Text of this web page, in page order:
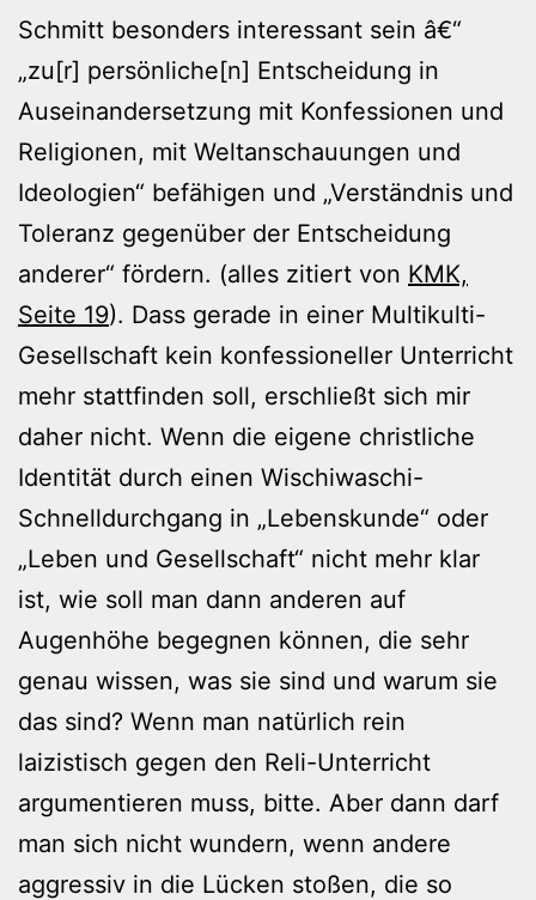
Schmitt besonders interessant sein â€“
„zu[r] persönliche[n] Entscheidung in
Auseinandersetzung mit Konfessionen und
Religionen, mit Weltanschauungen und
Ideologien“ befähigen und „Verständnis und
Toleranz gegenüber der Entscheidung
anderer“ fördern. (alles zitiert von KMK,
Seite 19). Dass gerade in einer Multikulti-
Gesellschaft kein konfessioneller Unterricht
mehr stattfinden soll, erschließt sich mir
daher nicht. Wenn die eigene christliche
Identität durch einen Wischiwaschi-
Schnelldurchgang in „Lebenskunde“ oder
„Leben und Gesellschaft“ nicht mehr klar
ist, wie soll man dann anderen auf
Augenhöhe begegnen können, die sehr
genau wissen, was sie sind und warum sie
das sind? Wenn man natürlich rein
laizistisch gegen den Reli-Unterricht
argumentieren muss, bitte. Aber dann darf
man sich nicht wundern, wenn andere
aggressiv in die Lücken stoßen, die so